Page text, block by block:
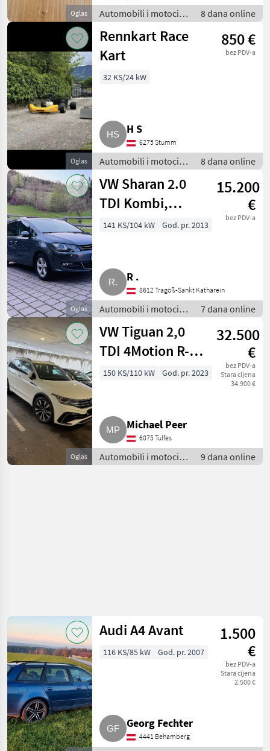
Oglas
Automobili i motocikli
/ Limuzine
8 dana online
Oglas
Rennkart Race
Kart
850 €
bez PDV-a
32 KS/24 kW
H S
6275 Stumm
Automobili i motocikli
/ Limuzine
8 dana online
Oglas
VW Sharan 2.0
TDI Kombi,
Family Van,
15.200
€
bez PDV-a
141 KS/104 kW God. pr. 2013
R .
8612 Tragöß-Sankt Katharein
Automobili i motocikli
/ Limuzine
7 dana online
Oglas
VW Tiguan 2,0
TDI 4Motion R-
Line DSG
32.500
€
bez PDV-a
Stara cijena
34.900 €
150 KS/110 kW God. pr. 2023
Michael Peer
6075 Tulfes
Automobili i motocikli
/ Limuzine
9 dana online
Audi A4 Avant
1.500
€
bez PDV-a
Stara cijena
2.500 €
116 KS/85 kW God. pr. 2007
Georg Fechter
4441 Behamberg